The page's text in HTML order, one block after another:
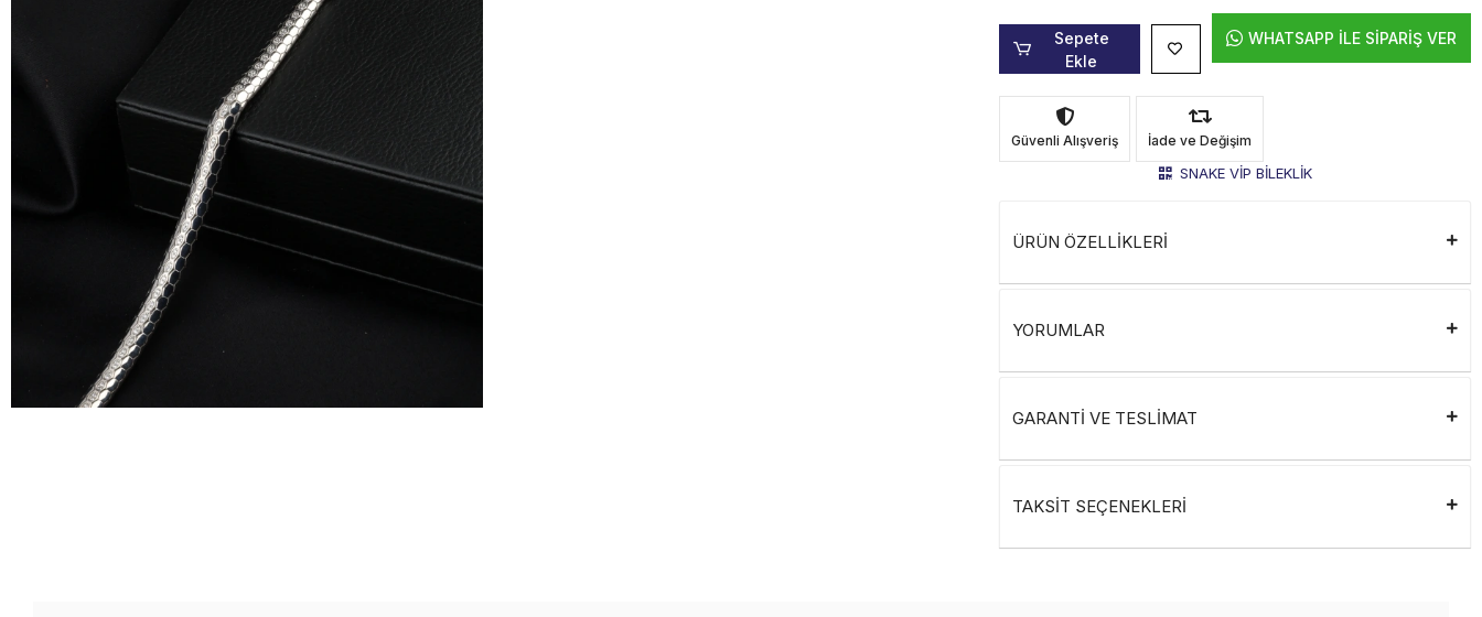
Sepete
Ekle
WHATSAPP İLE SİPARİŞ VER
Güvenli Alışveriş İade ve Değişim
SNAKE VİP BİLEKLİK
ÜRÜN ÖZELLİKLERİ
YORUMLAR
GARANTİ VE TESLİMAT
TAKSİT SEÇENEKLERİ